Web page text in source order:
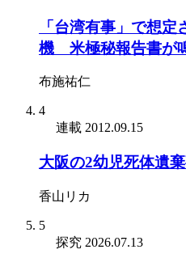
「台湾有事」で想
機 米極秘報告書が
布施祐仁
4
連載 2012.09.15
大阪の2幼児死体遺
香山リカ
5
探究 2026.07.13